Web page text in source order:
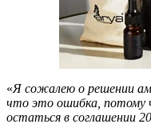
«Я сожалею о решении
что это ошибка, потому
остаться в соглашении